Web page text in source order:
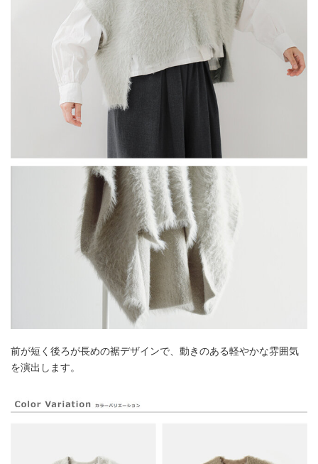
前が短く後ろが長めの裾デザインで、動きのある軽やかな雰囲気
を演出します。